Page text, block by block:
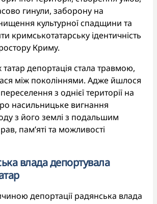
гинули, заборону на
культурної спадщини та
кримськотатарську ідентичність
Криму.
депортація стала травмою,
між поколіннями. Адже йшлося
з однієї території на
насильницьке вигнання
з його землі з подальшим
пам’яті та можливості
влада депортувала
депортації радянська влада